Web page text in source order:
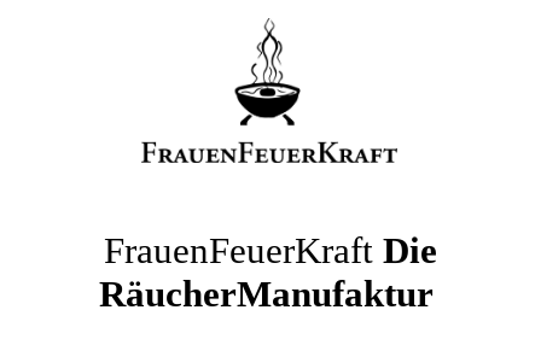
FrauenFeuerKraft Die
RäucherManufaktur